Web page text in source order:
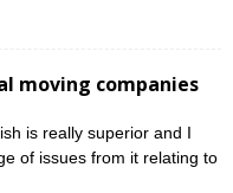
moving companies
is really superior and I
of issues from it relating to